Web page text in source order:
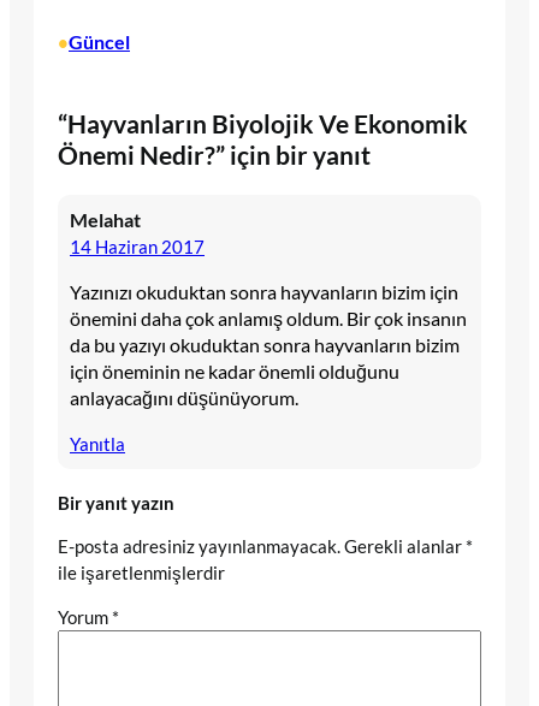
•Güncel
“Hayvanların Biyolojik Ve Ekonomik
Önemi Nedir?” için bir yanıt
Melahat
14 Haziran 2017
Yazınızı okuduktan sonra hayvanların bizim için
önemini daha çok anlamış oldum. Bir çok insanın
da bu yazıyı okuduktan sonra hayvanların bizim
için öneminin ne kadar önemli olduğunu
anlayacağını düşünüyorum.
Yanıtla
Bir yanıt yazın
E-posta adresiniz yayınlanmayacak.Gerekli alanlar *
ile işaretlenmişlerdir
Yorum *